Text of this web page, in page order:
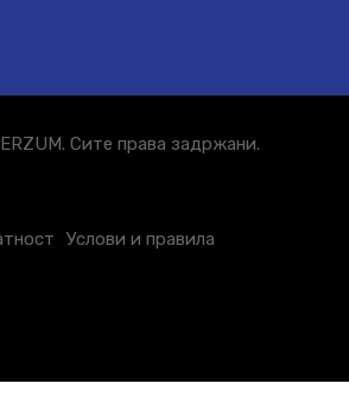
Сите права задржани.
Услови и правила